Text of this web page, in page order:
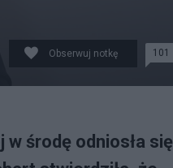
Obserwuj notkę 101
środę odniosła się